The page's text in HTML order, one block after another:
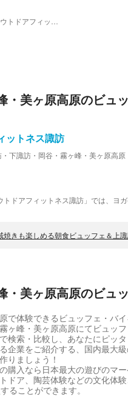
トドアフィットネス諏訪
・美ヶ原高原のビュ
ットネス諏訪
・下諏訪・岡谷・霧ヶ峰・美ヶ原高原
焼きも楽しめる朝食ビュッフェ＆上
・美ヶ原高原のビュ
体験できるビュッフェ・バイ
ヶ峰・美ヶ原高原にてビュッ
検索・比較し、あなたにピッ
企業をご紹介する、国内最大
りましょう！
購入なら日本最大の遊びのマ
ドア、陶芸体験などの文化体
ることができます。